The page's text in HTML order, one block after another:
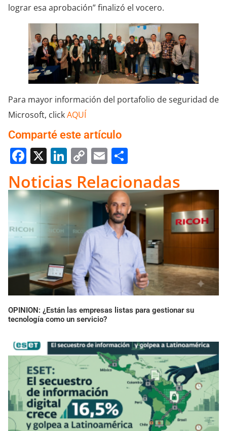
lograr esa aprobación” finalizó el vocero.
Para mayor información del portafolio de seguridad de
Microsoft, clickAQUÍ
Comparté este artículo
Facebook
X LinkedIn
Copy
Link
Email
Noticias Relacionadas
OPINION: ¿Están las empresas listas para gestionar su
tecnología como un servicio?